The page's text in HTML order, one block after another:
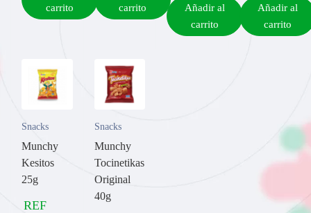
carrito
carrito
Añadir al
carrito
Añadir al
carrito
Snacks
Munchy
Kesitos
25g
REF
Snacks
Munchy
Tocinetikas
Original
40g